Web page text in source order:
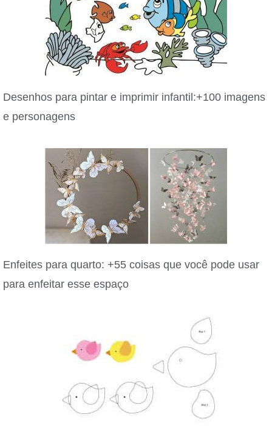
Desenhos para pintar e imprimir infantil:+100 imagens
e personagens
Enfeites para quarto: +55 coisas que você pode usar
para enfeitar esse espaço